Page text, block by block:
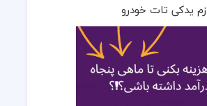
یدکی تات خودرو